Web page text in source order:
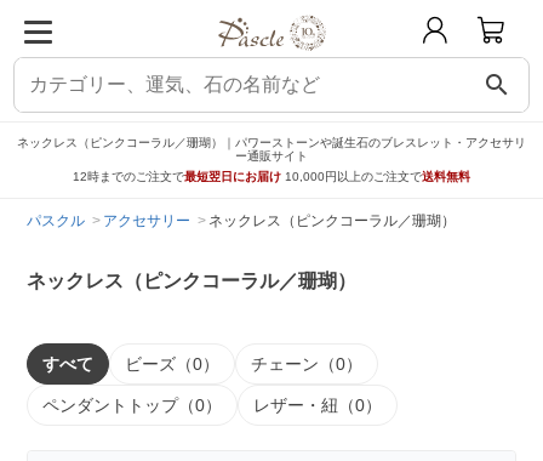
search
ネックレス（ピンクコーラル／珊瑚）｜パワーストーンや誕生石のブレスレット・アクセサリ
ー通販サイト
12時までのご注文で最短翌日にお届け 10,000円以上のご注文で送料無料
パスクル アクセサリー ネックレス（ピンクコーラル／珊瑚）
ネックレス（ピンクコーラル／珊瑚）
すべて ビーズ（0） チェーン（0）
ペンダントトップ（0） レザー・紐（0）